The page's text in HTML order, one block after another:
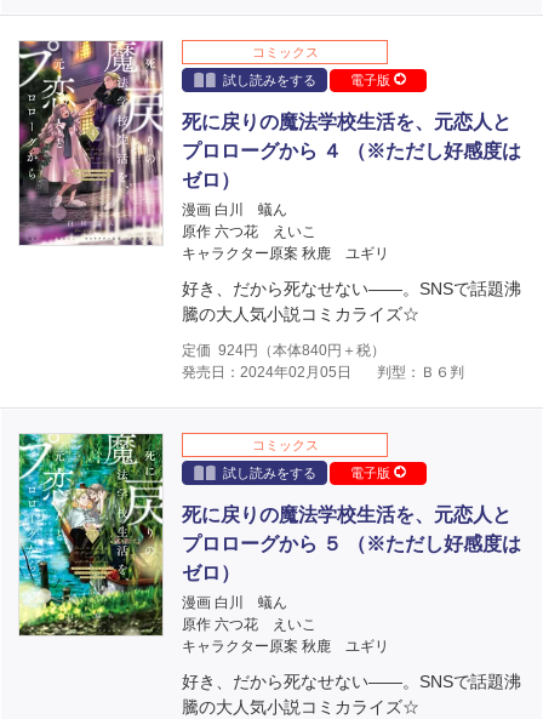
コミックス
試し読みをする
電子版
死に戻りの魔法学校生活を、元恋人と
プロローグから ４ （※ただし好感度は
ゼロ）
漫画 白川 蟻ん
原作 六つ花 えいこ
キャラクター原案 秋鹿 ユギリ
好き、だから死なせない――。SNSで話題沸
騰の大人気小説コミカライズ☆
定価 924円（本体840円＋税）
発売日：2024年02月05日
判型：Ｂ６判
コミックス
試し読みをする
電子版
死に戻りの魔法学校生活を、元恋人と
プロローグから ５ （※ただし好感度は
ゼロ）
漫画 白川 蟻ん
原作 六つ花 えいこ
キャラクター原案 秋鹿 ユギリ
好き、だから死なせない――。SNSで話題沸
騰の大人気小説コミカライズ☆